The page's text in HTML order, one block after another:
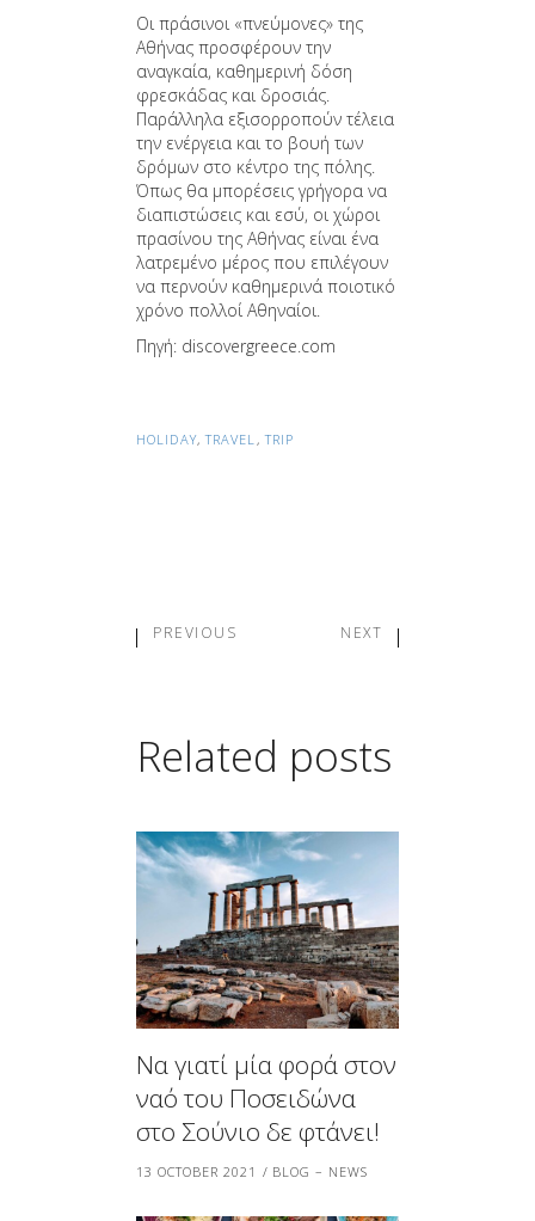
Οι πράσινοι «πνεύμονες» της
Αθήνας προσφέρουν την
αναγκαία, καθημερινή δόση
φρεσκάδας και δροσιάς.
Παράλληλα εξισορροπούν τέλεια
την ενέργεια και το βουή των
δρόμων στο κέντρο της πόλης.
Όπως θα μπορέσεις γρήγορα να
διαπιστώσεις και εσύ, οι χώροι
πρασίνου της Αθήνας είναι ένα
λατρεμένο μέρος που επιλέγουν
να περνούν καθημερινά ποιοτικό
χρόνο πολλοί Αθηναίοι.
Πηγή: discovergreece.com
HOLIDAY,TRAVEL ,TRIP
PREVIOUS NEXT
Related posts
Να γιατί μία φορά στον
ναό του Ποσειδώνα
στο Σούνιο δε φτάνει!
13 OCTOBER 2021 BLOG – NEWS